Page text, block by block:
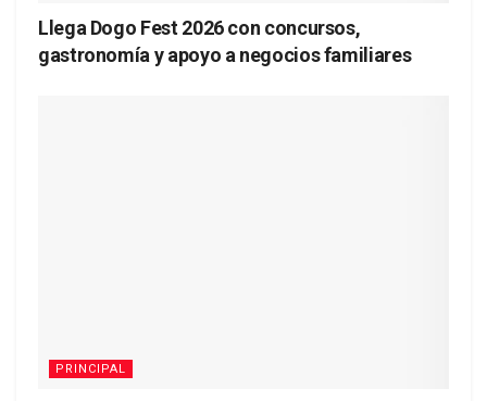
Llega Dogo Fest 2026 con concursos,
gastronomía y apoyo a negocios familiares
PRINCIPAL